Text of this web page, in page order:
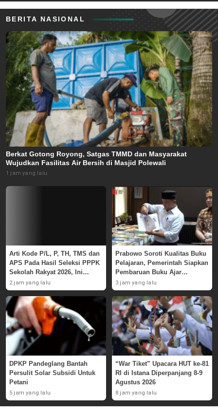
BERITA NASIONAL
Berkat Gotong Royong, Satgas TMMD dan Masyarakat
Wujudkan Fasilitas Air Bersih di Masjid Polewali
1 jam yang lalu
Arti Kode P/L, P, TH, TMS dan
APS Pada Hasil Seleksi PPPK
Sekolah Rakyat 2026, Ini
Penjelasan
2 jam yang lalu
Prabowo Soroti Kualitas Buku
Pelajaran, Pemerintah Siapkan
Pembaruan Buku Ajar
Nasional
3 jam yang lalu
DPKP Pandeglang Bantah
Persulit Solar Subsidi Untuk
Petani
5 jam yang lalu
“War Tiket” Upacara HUT ke-81
RI di Istana Diperpanjang 8-9
Agustus 2026
8 jam yang lalu